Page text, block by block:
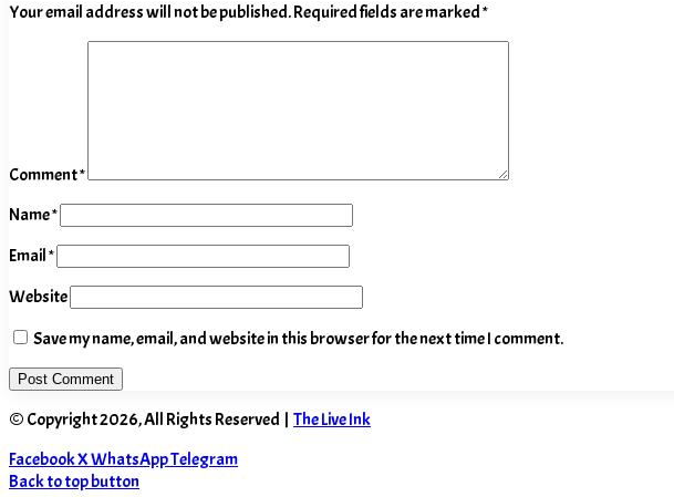
Your email address will not be published.Required fields are marked*
Comment*
Name*
Email*
Website
Save my name, email, and website in this browser for the next time I comment.
© Copyright 2026, All Rights Reserved | The Live Ink
FacebookXWhatsAppTelegram
Back to top button